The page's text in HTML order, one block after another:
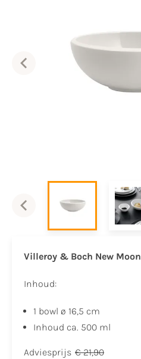
Villeroy & Boch New Moon
Inhoud:
1 bowl ø 16,5 cm
Inhoud ca. 500 ml
Adviesprijs € 21,90